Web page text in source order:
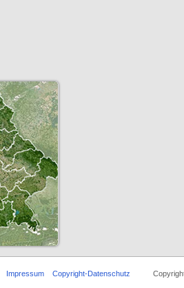
Impressum Copyright-Datenschutz Copyright